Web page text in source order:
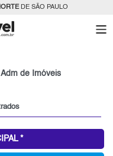
DE SÃO PAULO
de Imóveis
*